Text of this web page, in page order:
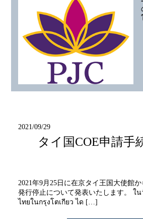
2021/09/29
タイ国COE申請手
2021年9月25日に在京タイ王国大使館
発行停止について発表いたします。
ไทยในกรุงโตเกียว ได […]